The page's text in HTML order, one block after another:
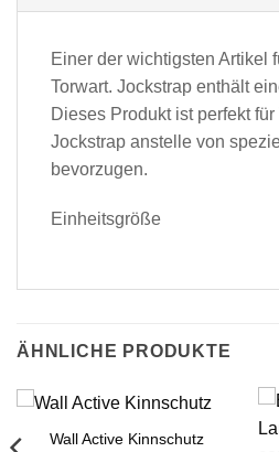
Einer der wichtigsten Artikel
Torwart. Jockstrap enthält
Dieses Produkt ist perfekt
Jockstrap anstelle von
bevorzugen.
Einheitsgröße
ÄHNLICHE PRODUKTE
Wall Active Kinnschutz